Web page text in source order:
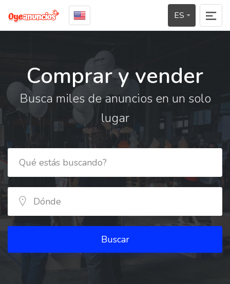
ES
Comprar y vender
Busca miles de anuncios en un solo
lugar
Buscar